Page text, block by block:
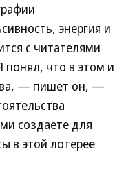
энергия и
с читателями
понял, что в этом и
— пишет он, —
создаете для
в этой лотерее